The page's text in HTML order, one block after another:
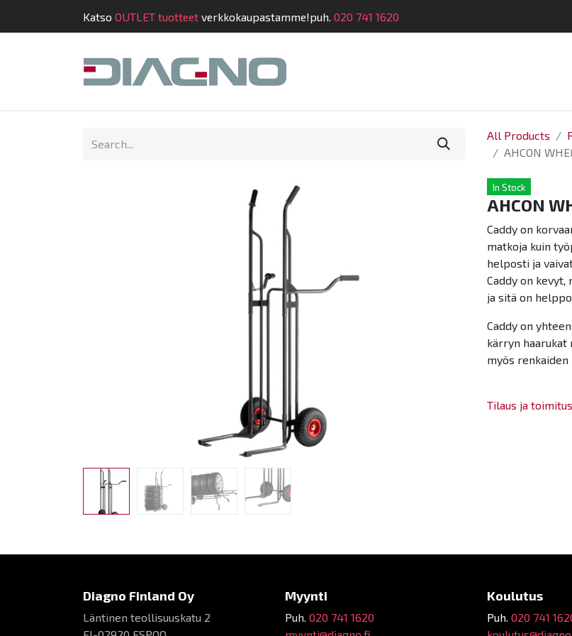
Katso OUTLET tuotteet verkkokaupastamme!puh. 020 741 1620
Shop
All Products
AHCON
In Stock
AHCON
Caddy on
matkoja kuin
helposti ja
Caddy on kevyt,
ja sitä on
Caddy on
kärryn haarukat
myös
Tilaus ja
Diagno Finland Oy
Läntinen teollisuuskatu 2
Myynti
Puh. 020 741 1620
Koulutus
Puh. 020 741